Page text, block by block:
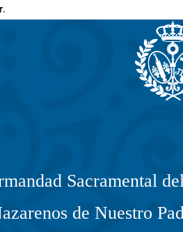
Sacramental
de Nuestro